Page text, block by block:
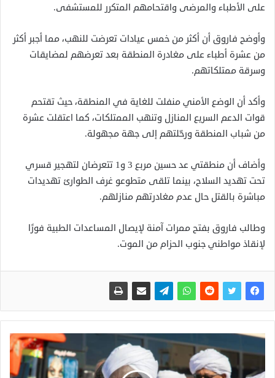
على الأطباء والمرضى واقتحامهم المتكرر للمستشفى.
وأوضح فاروق أن أكثر من خمس عيادات تعرضت للنهب، مما أجبر أكثر
من عشرة أطباء على مغادرة المنطقة بعد تعرضهم لمضايقات
وسرقة ممتلكاتهم.
وأكد أن الوضع الأمني منفلت للغاية في المنطقة، حيث تقتحم
قوات الدعم السريع المنازل وتنهب الممتلكات، كما اعتقلت عشرة
من شباب المنطقة ورحّلتهم إلى جهة مجهولة.
وأضاف أن منطقتي عد حسين مربع 3 و1 تتعرضان لتهجير قسري
تحت تهديد السلاح، بينما تلقى متطوعو غرف الطوارئ تهديدات
مباشرة بالقتل حال عدم مغادرتهم منازلهم.
وطالب فاروق بفتح ممرات آمنة لإيصال المساعدات الطبية فورًا
لإنقاذ مواطني جنوب الحزام من الموت.